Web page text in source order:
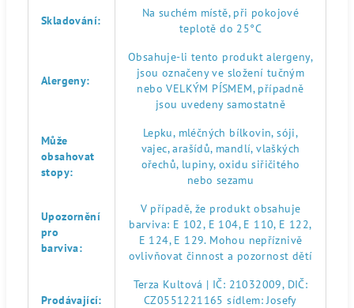
Skladování:
Na suchém místě, při pokojové
teplotě do 25°C
Alergeny:
Obsahuje-li tento produkt alergeny,
jsou označeny ve složení tučným
nebo VELKÝM PÍSMEM, případně
jsou uvedeny samostatně
Může
obsahovat
stopy:
Lepku, mléčných bílkovin, sóji,
vajec, arašídů, mandlí, vlaškých
ořechů, lupiny, oxidu siřičitého
nebo sezamu
Upozornění
pro
barviva:
V případě, že produkt obsahuje
barviva: E 102, E 104, E 110, E 122,
E 124, E 129. Mohou nepříznivě
ovlivňovat činnost a pozornost dětí
Prodávající:
Terza Kultová | IČ: 21032009, DIČ:
CZ0551221165 sídlem: Josefy